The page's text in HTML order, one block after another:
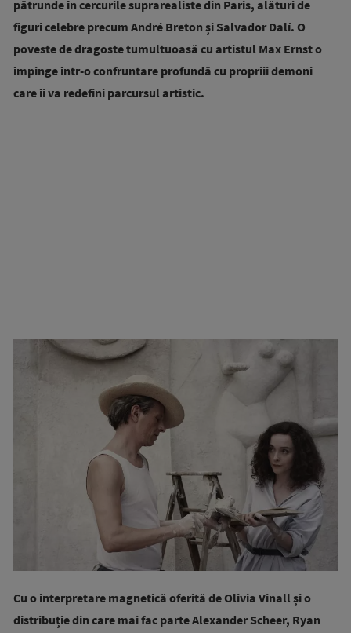
pătrunde în cercurile suprarealiste din Paris, alături de
figuri celebre precum André Breton și Salvador Dalí. O
poveste de dragoste tumultuoasă cu artistul Max Ernst o
împinge într-o confruntare profundă cu propriii demoni
care îi va redefini parcursul artistic.
Cu o interpretare magnetică oferită de Olivia Vinall și o
distribuție din care mai fac parte Alexander Scheer, Ryan